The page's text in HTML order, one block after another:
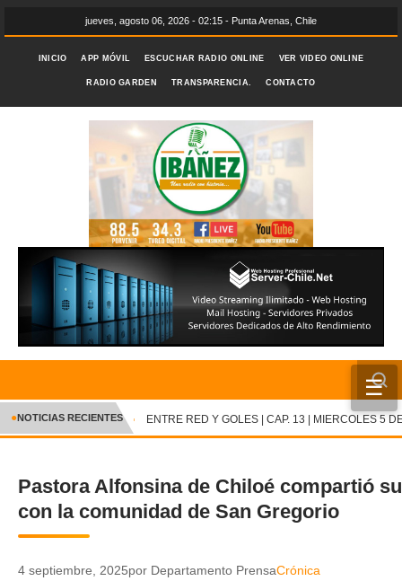
jueves, agosto 06, 2026 - 02:15 - Punta Arenas, Chile
INICIO APP MÓVIL ESCUCHAR RADIO ONLINE VER VIDEO ONLINE
RADIO GARDEN TRANSPARENCIA. CONTACTO
☰
INICIO
CRÓNICA
DEPORTES
POLICIAL
✕
●NOTICIAS RECIENTES ENTRE RED Y GOLES | CAP. 13 | MIERCOLES 5 DE
Pastora Alfonsina de Chiloé compartió
con la comunidad de San Gregorio
4 septiembre, 2025por Departamento PrensaCrónica